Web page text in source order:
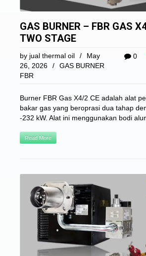
GAS BURNER – FBR GAS
TWO STAGE
0
by jual thermal oil /
May
26, 2026
/
GAS BURNER
FBR
Burner FBR Gas X4/2 CE adalah alat
bakar gas yang beroprasi dua tahap
-232 kW. Alat ini menggunakan bodi
Read More